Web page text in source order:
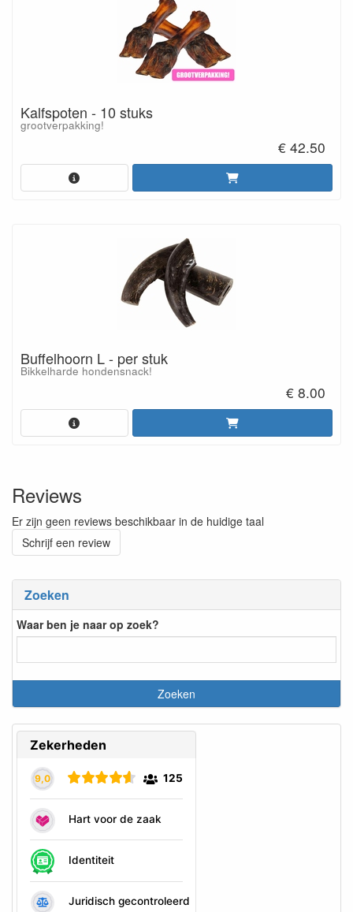
Zoeken
Waar ben je naar op zoek?
Kalfspoten - 10 stuks
grootverpakking!
€ 42.50
Buffelhoorn L - per stuk
Bikkelharde hondensnack!
€ 8.00
Reviews
Er zijn geen reviews beschikbaar in de huidige taal
Schrijf een review